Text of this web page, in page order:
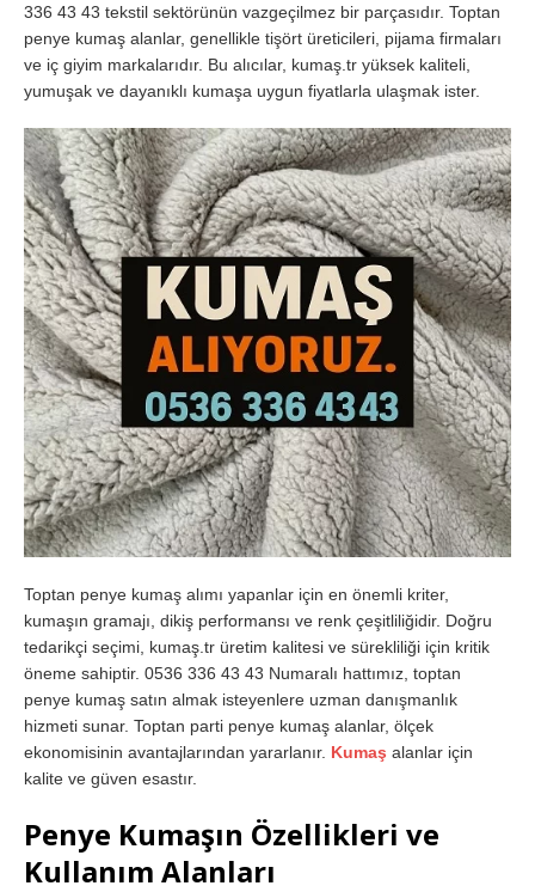
336 43 43 tekstil sektörünün vazgeçilmez bir parçasıdır. Toptan
penye kumaş alanlar, genellikle tişört üreticileri, pijama firmaları
ve iç giyim markalarıdır. Bu alıcılar, kumaş.tr yüksek kaliteli,
yumuşak ve dayanıklı kumaşa uygun fiyatlarla ulaşmak ister.
Toptan penye kumaş alımı yapanlar için en önemli kriter,
kumaşın gramajı, dikiş performansı ve renk çeşitliliğidir. Doğru
tedarikçi seçimi, kumaş.tr üretim kalitesi ve sürekliliği için kritik
öneme sahiptir. 0536 336 43 43 Numaralı hattımız, toptan
penye kumaş satın almak isteyenlere uzman danışmanlık
hizmeti sunar. Toptan parti penye kumaş alanlar, ölçek
ekonomisinin avantajlarından yararlanır. Kumaş alanlar için
kalite ve güven esastır.
Penye Kumaşın Özellikleri ve
Kullanım Alanları